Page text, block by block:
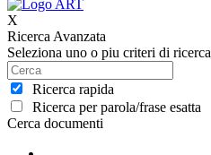
X
Ricerca Avanzata
Seleziona uno o piu criteri di ricerca
Ricerca rapida
Ricerca per parola/frase esatta
Cerca documenti